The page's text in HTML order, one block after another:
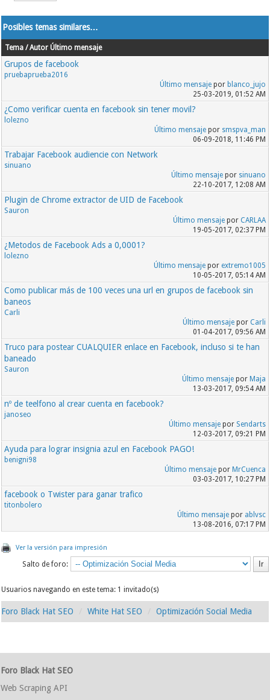
Posibles temas similares…
Tema / Autor Último mensaje
Grupos de facebook
pruebaprueba2016
Último mensajepor blanco_jujo
25-03-2019, 01:52 AM
¿Como verificar cuenta en facebook sin tener movil?
lolezno
Último mensajepor smspva_man
06-09-2018, 11:46 PM
Trabajar Facebook audiencie con Network
sinuano
Último mensajepor sinuano
22-10-2017, 12:08 AM
Plugin de Chrome extractor de UID de Facebook
Sauron
Último mensajepor CARLAA
19-05-2017, 02:37 PM
¿Metodos de Facebook Ads a 0,0001?
lolezno
Último mensajepor extremo1005
10-05-2017, 05:14 AM
Como publicar más de 100 veces una url en grupos de facebook sin
baneos
Carli
Último mensajepor Carli
01-04-2017, 09:56 AM
Truco para postear CUALQUIER enlace en Facebook, incluso si te han
baneado
Sauron
Último mensajepor Maja
13-03-2017, 09:54 AM
nº de teelfono al crear cuenta en facebook?
janoseo
Último mensajepor Sendarts
12-03-2017, 09:21 PM
Ayuda para lograr insignia azul en Facebook PAGO!
benigni98
Último mensajepor MrCuenca
03-03-2017, 10:27 PM
facebook o Twister para ganar trafico
titonbolero
Último mensajepor ablvsc
13-08-2016, 07:17 PM
Ver la versión para impresión
Salto de foro:
Usuarios navegando en este tema: 1 invitado(s)
Foro Black Hat SEO White Hat SEO Optimización Social Media
Foro Black Hat SEO
Web Scraping API